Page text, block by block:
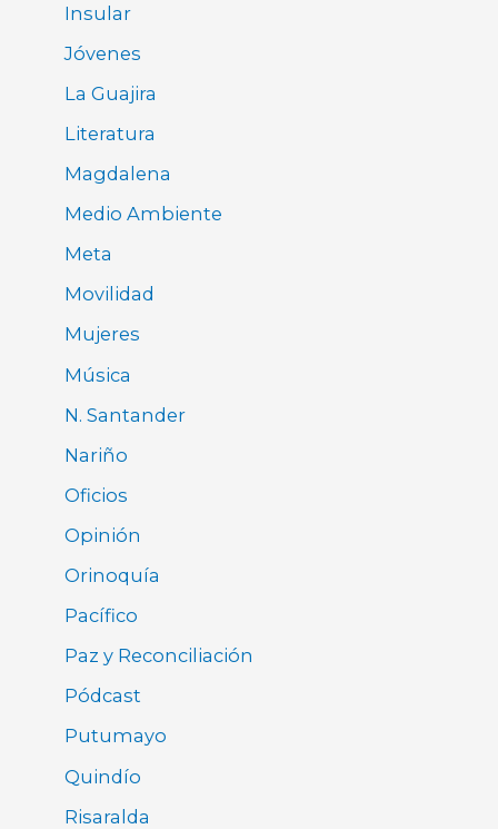
Insular
Jóvenes
La Guajira
Literatura
Magdalena
Medio Ambiente
Meta
Movilidad
Mujeres
Música
N. Santander
Nariño
Oficios
Opinión
Orinoquía
Pacífico
Paz y Reconciliación
Pódcast
Putumayo
Quindío
Risaralda